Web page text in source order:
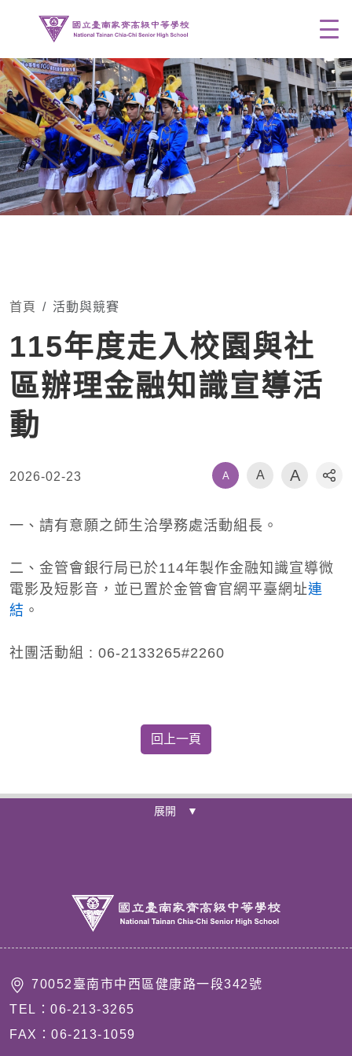
首頁 活動與競賽
115年度走入校園與社
區辦理金融知識宣導活
動
2026-02-23 A A A
社
一、請有意願之師生洽學務處活動組長。
二、金管會銀行局已於114年製作金融知識宣導微
電影及短影音，並已置於金管會官網平臺網址連
結 。
社團活動組 : 06-2133265#2260
展開 ▼
70052臺南市中西區健康路一段342號
TEL：06-213-3265
FAX：06-213-1059